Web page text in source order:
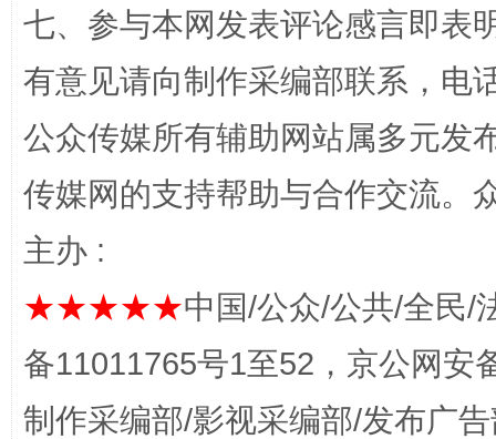
千年窑火 生生不息
七、参与本网发表评论感言即表
有意见请向制作采编部联系，电
公众传媒所有辅助网站属多元发
传媒网的支持帮助与合作交流。
主办 :
★★★★★中国/公众/公共/全民/
备11011765号1至52，京公网安
制作采编部/影视采编部/发布广